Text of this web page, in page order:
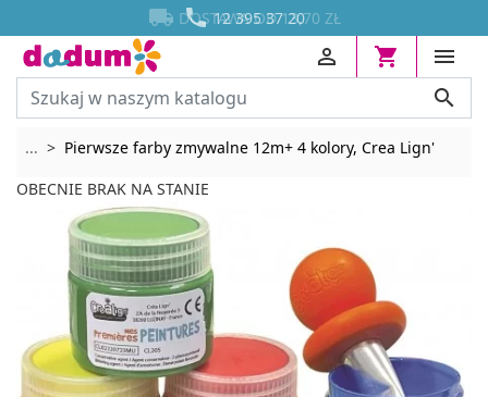
 12 395 37 20
 DOSTAWA OD 13,70 ZŁ






... Rozwiń breadcrumbs
Pierwsze farby zmywalne 12m+ 4 kolory, Crea Lign'
OBECNIE BRAK NA STANIE